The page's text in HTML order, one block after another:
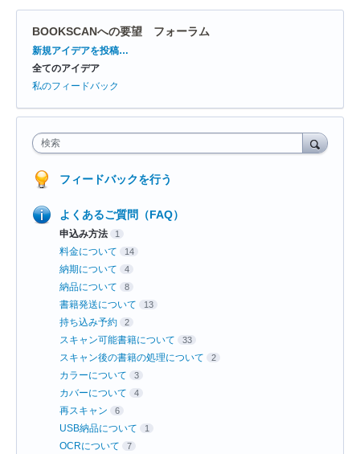
BOOKSCANへの要望 フォーラム
カ
ゴ
リ
新規アイデアを投稿…
全てのアイデア
私のフィードバック
検索
フィードバックを行う
よくあるご質問（FAQ）
申込み方法 1
料金について 14
納期について 4
納品について 8
書籍発送について 13
持ち込み予約 2
スキャン可能書籍について 33
スキャン後の書籍の処理について 2
カラーについて 3
カバーについて 4
再スキャン 6
USB納品について 1
OCRについて 7